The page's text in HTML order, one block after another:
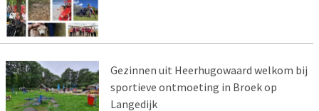
Gezinnen uit Heerhugowaard welkom bij
sportieve ontmoeting in Broek op
Langedijk